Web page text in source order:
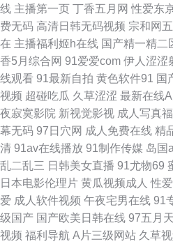
新数字化 肏屄视频肏 久久肏屄视频收看
布网在线 五月天婷婷四房间激情 91视频
91福利导航站 操碰99 97视频 91福利视
之家 91站色 91白丝综合 av搬运工 老湿
网 国内视频自拍99re 日韩欧美a片在线
干 成人PH免费看片入口 四虎精品免费在
网站在线观看 91传媒成人 日本黑丝大
线 主播第一页 丁香五月网 性爱东
费无码 高清日韩无码视频 宗和网
在 主播福利姬h在线 国产精一精二
香5月综合网 91爱爱com 伊人涩涩
线观看 91最新自拍 黄色软件91 国
视频 超碰吃瓜 久草涩涩 最新在线
夜寂寞影院 新视觉影视 成人写真福
幕无码 97日穴网 成人免费在线 精
清 91av在线播放 91制作传媒 岛国
乱二乱三 日韩美女直播 91尤物69
日本电影伦理片 黄瓜视频成人 性
爱 成人软件视频 午夜宅男在线 91
级国产 国产欧美日韩在线 97五月
视频 福利导航 A片三级网站 久草